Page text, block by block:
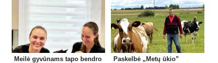
Meilė gyvūnams tapo bendro
Paskelbė „Metų ūkio”